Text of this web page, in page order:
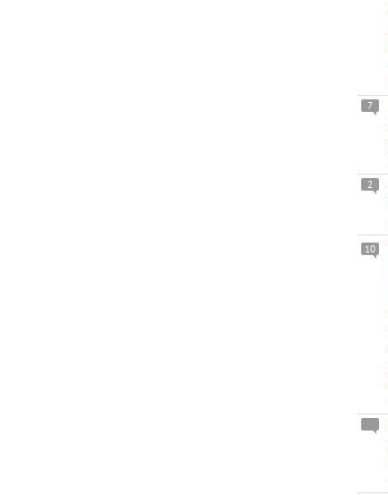
7
2
10